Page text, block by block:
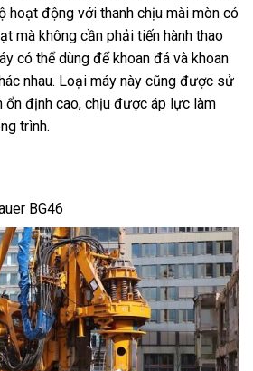
hoạt động với thanh chịu mài mòn có
mà không cần phải tiến hành thao
có thể dùng để khoan đá và khoan
nhau. Loại máy này cũng được sử
ổn định cao, chịu được áp lực làm
trình.
BG46